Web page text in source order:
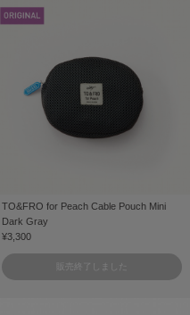
TO&FRO for Peach Cable Pouch Mini
Dark Gray
¥3,300
販売終了しました